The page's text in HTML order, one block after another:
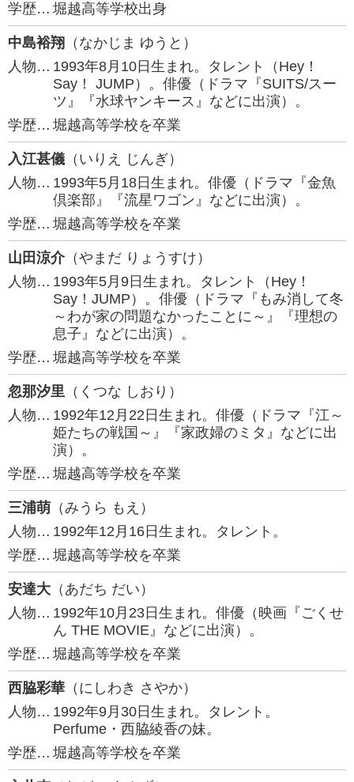
学歴… 堀越高等学校出身
中島裕翔 （なかじま ゆうと）
人物… 1993年8月10日生まれ。タレント（Hey！
Say！ JUMP）。俳優（ドラマ『SUITS/スー
ツ』『水球ヤンキース』などに出演）。
学歴… 堀越高等学校を卒業
入江甚儀 （いりえ じんぎ）
人物… 1993年5月18日生まれ。俳優（ドラマ『金魚
倶楽部』『流星ワゴン』などに出演）。
学歴… 堀越高等学校を卒業
山田涼介（やまだ りょうすけ）
人物… 1993年5月9日生まれ。タレント（Hey！
Say！JUMP）。俳優（ドラマ『もみ消して冬
～わが家の問題なかったことに～』『理想の
息子』などに出演）。
学歴… 堀越高等学校を卒業
忽那汐里 （くつな しおり）
人物… 1992年12月22日生まれ。俳優（ドラマ『江～
姫たちの戦国～』『家政婦のミタ』などに出
演）。
学歴… 堀越高等学校を卒業
三浦萌 （みうら もえ）
人物… 1992年12月16日生まれ。タレント。
学歴… 堀越高等学校を卒業
安達大 （あだち だい）
人物… 1992年10月23日生まれ。俳優（映画『ごくせ
ん THE MOVIE』などに出演）。
学歴… 堀越高等学校を卒業
西脇彩華 （にしわき さやか）
人物… 1992年9月30日生まれ。タレント。
Perfume・西脇綾香の妹。
学歴… 堀越高等学校を卒業